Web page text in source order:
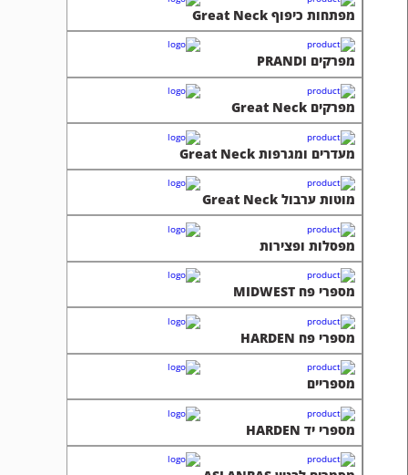
מפתחות כיפוף Great Neck
מפרקים PRANDI
מפרקים Great Neck
מעדרים ומגרפות Great Neck
מוטות ערבול Great Neck
מפסלות ופצירות
מספרי פח MIDWEST
מספרי פח HARDEN
מספריים
מספרי יד HARDEN